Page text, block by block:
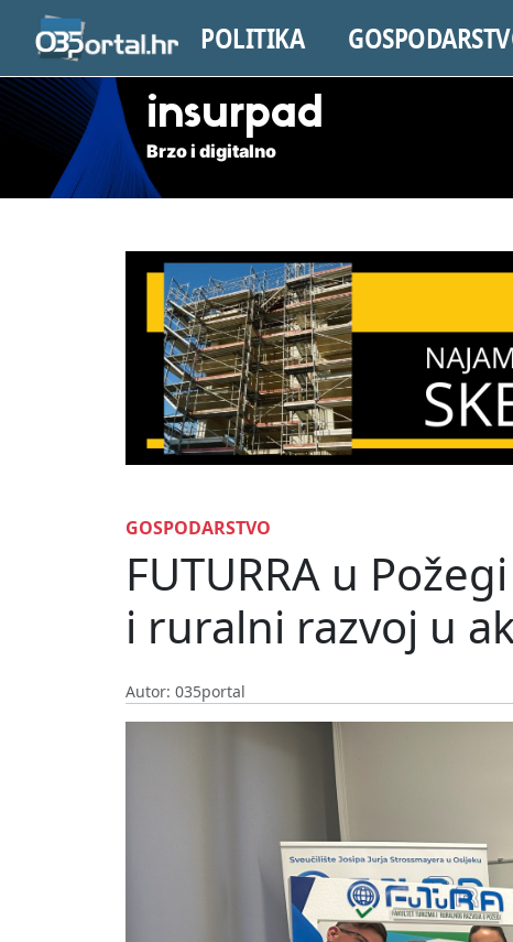
POLITIKA
insurpad
Brzo i digitalno
GOSPODARSTVO
FUTURRA u
i ruralni razvoj u
Autor: 035portal